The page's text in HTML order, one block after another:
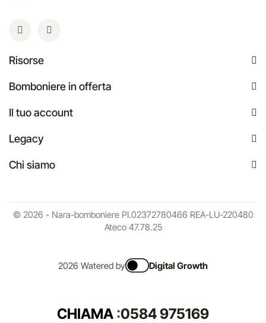
Risorse
Bomboniere in offerta
Il tuo account
Legacy
Chi siamo
© 2026 - Nara-bomboniere PI.02372780466 REA-LU-220480
Ateco 47.78.25
2026 Watered by Digital Growth
CHIAMA :0584 975169